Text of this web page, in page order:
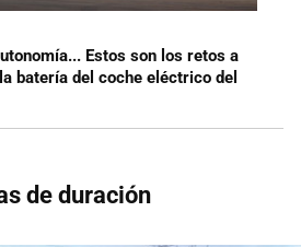
Estos son los retos a
batería del coche eléctrico del
de duración